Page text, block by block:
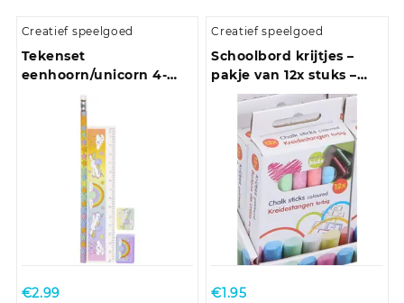
Creatief speelgoed
Tekenset
eenhoorn/unicorn 4-
delig voor kinderen
€2.99
Creatief speelgoed
Schoolbord krijtjes –
pakje van 12x stuks –
multi kleuren –
speelgoed
€1.95